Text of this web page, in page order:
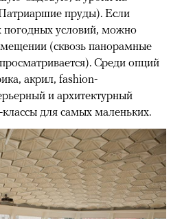
пруды). Если
погодных условий, можно
(сквозь панорамные
Среди опций
акрил, fashion-
и архитектурный
классы для самых маленьких.